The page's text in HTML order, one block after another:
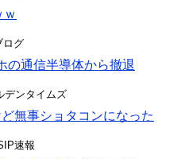
ログ
の通信半導体から撤退
デンタイムズ
無事ショタコンになった
速報